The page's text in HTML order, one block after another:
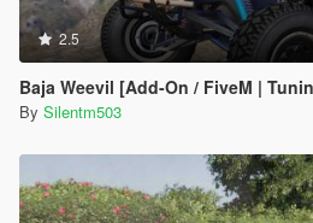
2.5
Baja Weevil [Add-On / FiveM |
By Silentm503